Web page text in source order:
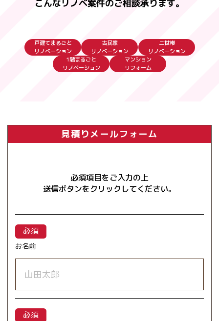
こんなリノベ案件のご相談承ります。
戸建てまるごと
リノベーション
古民家
リノベーション
二世帯
リノベーション
1階まるごと
リノベーション
マンション
リフォーム
見積りメールフォーム
必須項目をご入力の上
送信ボタンをクリックしてください。
お名前